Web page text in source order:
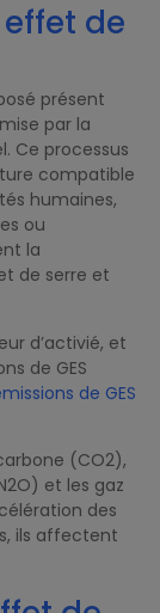
effet de
présent
par la
Ce processus
compatible
humaines,
ou
la
de serre et
d’activié, et
de GES
de GES
(CO2),
et les gaz
des
ils affectent